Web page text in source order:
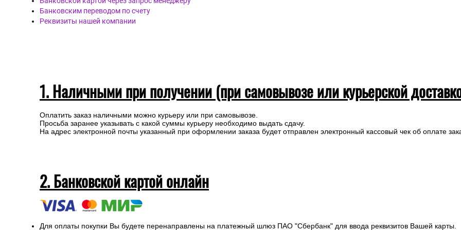
Банковским переводом по счету
Реквизиты нашей компании
1. Наличными при получении (при самовывозе или курьерской
Оплатить заказ наличными можно курьеру или при самовывозе.
Просьба заранее указывать с какой суммы курьеру необходимо выдать сдачу.
На адрес электронной почты указанный при оформлении заказа будет отправлен электронный кассовый чек об оплате
2. Банковской картой онлайн
Для оплаты покупки Вы будете перенаправлены на платежный шлюз ПАО "Сбербанк" для ввода реквизитов Вашей карты.